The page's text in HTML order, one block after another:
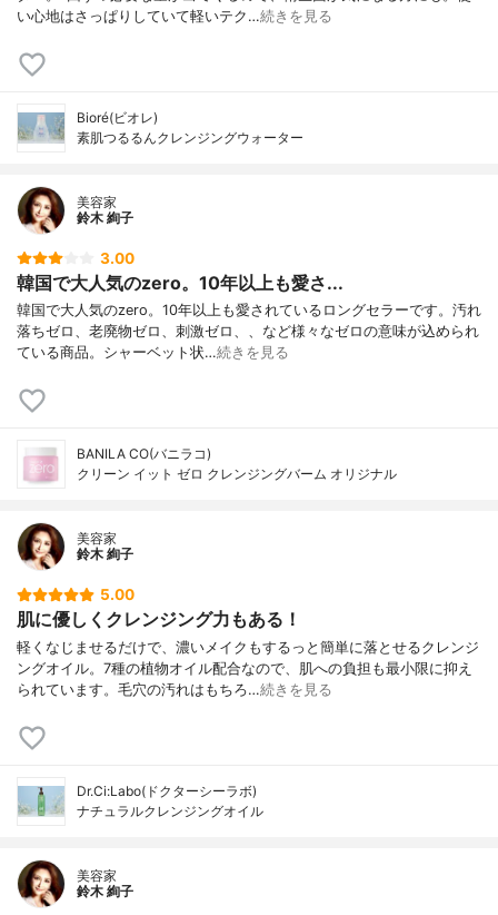
い心地はさっぱりしていて軽いテク…続きを見る
Bioré(ビオレ)
素肌つるるんクレンジングウォーター
美容家
鈴木 絢子
3.00
韓国で大人気のzero。10年以上も愛さ...
韓国で大人気のzero。10年以上も愛されているロングセラーです。汚れ
落ちゼロ、老廃物ゼロ、刺激ゼロ、、など様々なゼロの意味が込められ
ている商品。シャーベット状…続きを見る
BANILA CO(バニラコ)
クリーン イット ゼロ クレンジングバーム オリジナル
美容家
鈴木 絢子
5.00
肌に優しくクレンジング力もある！
軽くなじませるだけで、濃いメイクもするっと簡単に落とせるクレンジ
ングオイル。7種の植物オイル配合なので、肌への負担も最小限に抑え
られています。毛穴の汚れはもちろ…続きを見る
Dr.Ci:Labo(ドクターシーラボ)
ナチュラルクレンジングオイル
美容家
鈴木 絢子